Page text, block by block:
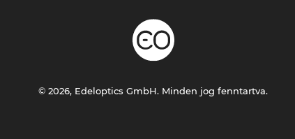
© 2026, Edeloptics GmbH. Minden jog fenntartva.